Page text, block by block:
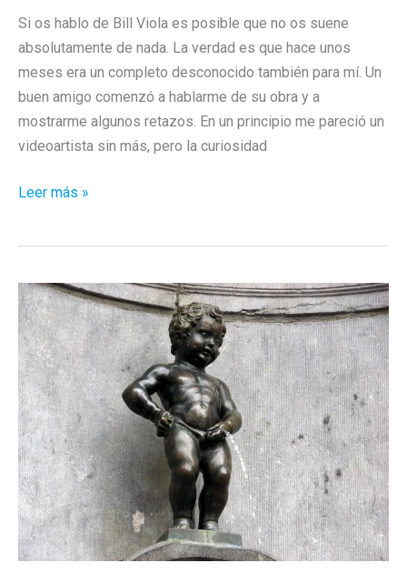
Si os hablo de Bill Viola es posible que no os suene
absolutamente de nada. La verdad es que hace unos
meses era un completo desconocido también para mí. Un
buen amigo comenzó a hablarme de su obra y a
mostrarme algunos retazos. En un principio me pareció un
videoartista sin más, pero la curiosidad
Bill
Leer más »